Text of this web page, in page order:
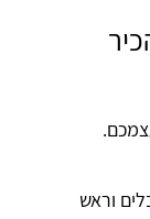
וראש